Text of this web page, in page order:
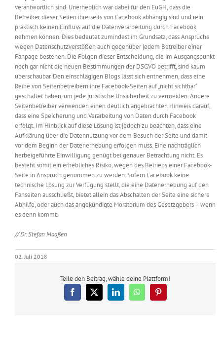
verantwortlich sind. Unerheblich war dabei für den EuGH, dass die
Betreiber dieser Seiten ihrerseits von Facebook abhängig sind und rein
praktisch keinen Einfluss auf die Datenverarbeitung durch Facebook
nehmen können. Dies bedeutet zumindest im Grundsatz, dass Ansprüche
wegen Datenschutzverstößen auch gegenüber jedem Betreiber einer
Fanpage bestehen. Die Folgen dieser Entscheidung, die im Ausgangspunkt
noch gar nicht die neuen Bestimmungen der DSGVO betrifft, sind kaum
überschaubar. Den einschlägigen Blogs lässt sich entnehmen, dass eine
Reihe von Seitenbetreibern ihre Facebook-Seiten auf „nicht sichtbar“
geschaltet haben, um jede juristische Unsicherheit zu vermeiden. Andere
Seitenbetreiber verwenden einen deutlich angebrachten Hinweis darauf,
dass eine Speicherung und Verarbeitung von Daten durch Facebook
erfolgt. Im Hinblick auf diese Lösung ist jedoch zu beachten, dass eine
Aufklärung über die Datennutzung vor dem Besuch der Seite und damit
vor dem Beginn der Datenerhebung erfolgen muss. Eine nachträglich
herbeigeführte Einwilligung genügt bei genauer Betrachtung nicht. Es
besteht somit ein erhebliches Risiko, wegen des Betriebs einer Facebook-
Seite in Anspruch genommen zu werden. Sofern Facebook keine
technische Lösung zur Verfügung stellt, die eine Datenerhebung auf den
Fanseiten ausschließt, bietet allein das Abschalten der Seite eine sichere
Abhilfe, oder auch das angekündigte Moratorium des Gesetzgebers – wenn
es denn kommt.
// Dr. Stefan Maaßen
02. Juli 2018
Teile den Beitrag, wähle deine Plattform!
Facebook
X LinkedInWhatsAppPinterest